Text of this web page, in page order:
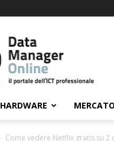
Data
Manager
Online
HARDWARE MERCATO
Come vedere Netflix gratis su 2